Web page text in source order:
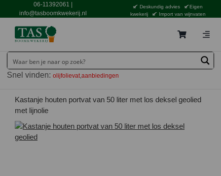
06-11392061
info@tasboomkwekerij.nl
Deskundig advies
Eigen
kwekerij
Import van wijnvaten
Contact en bestellen
Catalogus
Bezorgen
Snel vinden:olijfolievat aanbiedingen
Kastanje houten portvat van 50 liter met los deksel geolied
met lijnolie